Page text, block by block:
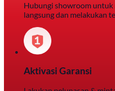
Hubungi showroom
langsung dan melakukan
Aktivasi Garansi